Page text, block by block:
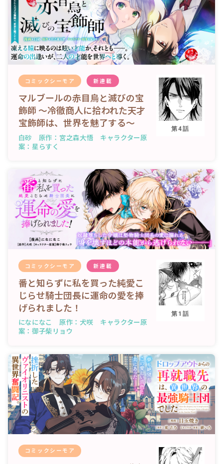
コミックシーモア 新連載
マルブールの赤目烏と滅びの宝
飾師 ～冷徹商人に拾われた天才
宝飾師は、世界を魅了する～
白砂 原作：宮之森大悟 キャラクター原
案：星らすく
第4話
コミックシーモア 新連載
番と知らずに私を買った純愛こ
じらせ騎士団長に運命の愛を捧
げられました！
になになこ 原作：犬咲 キャラクター原
案：御子柴リョウ
第1話
コミックシーモア